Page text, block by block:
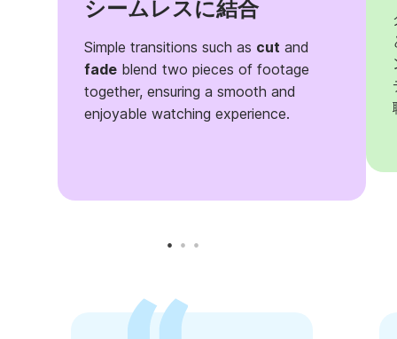
シームレスに結合
Simple transitions such as cut and
fade blend two pieces of footage
together, ensuring a smooth and
enjoyable watching experience.